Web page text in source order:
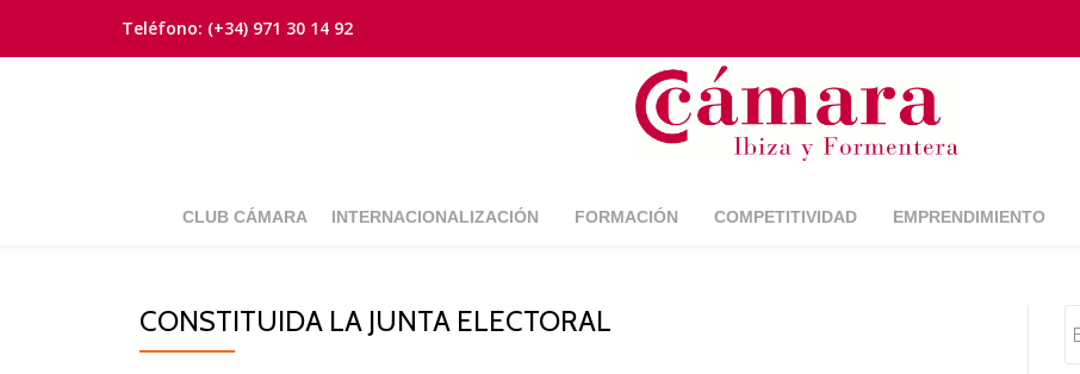
Saltar
Teléfono: (+34) 971 30 14 92
CLUB CÁMARA INTERNACIONALIZACIÓN FORMACIÓN COMPETITIVIDAD EMPRENDIMIENTO
CONSTITUIDA LA JUNTA ELECTORAL